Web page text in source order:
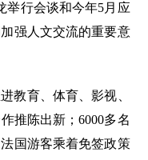
举行会谈和今年5月应
强人文交流的重要意
育、体育、影视、
推陈出新；6000多名
国游客乘着免签政策